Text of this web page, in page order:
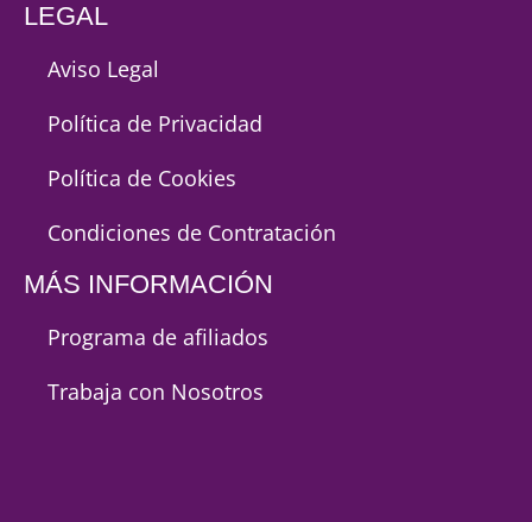
LEGAL
Aviso Legal
Política de Privacidad
Política de Cookies
Condiciones de Contratación
MÁS INFORMACIÓN
Programa de afiliados
Trabaja con Nosotros